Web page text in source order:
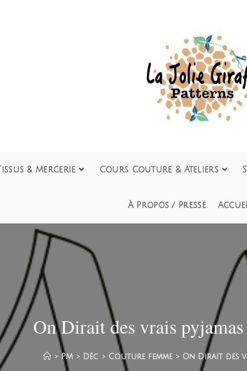
Tissus & Mercerie Cours Couture & Ateliers
À Propos / Presse
On Dirait des vrais
> PM > Déc > Couture femme > On Dirait des